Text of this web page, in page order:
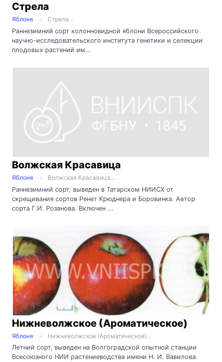
Стрела
Яблоня
Стрела...
Раннезимний сорт колонновидной яблони Всероссийского
научно-исследовательского института генетики и селекции
плодовых растений им...
Волжская Красавица
Яблоня
Волжская Красавица...
Раннезимний сорт, выведен в Татарском НИИСХ от
скрещивания сортов Ренет Крюднера и Боровинка. Автор
сорта Г.И. Розанова. Включен ...
Нижневолжское (Ароматическое)
Яблоня
Нижневолжское (Ароматическое)...
Летний сорт, выведен на Волгоградской опытной станции
Всесоюзного НИИ растениеводства имени Н. И. Вавилова.